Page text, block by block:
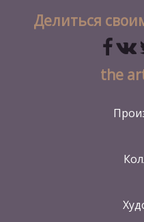
Делиться
the